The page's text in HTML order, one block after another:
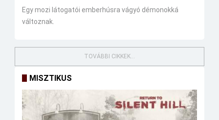
Egy mozi látogatói emberhúsra vágyó démonokká
változnak.
TOVÁBBI CIKKEK...
MISZTIKUS